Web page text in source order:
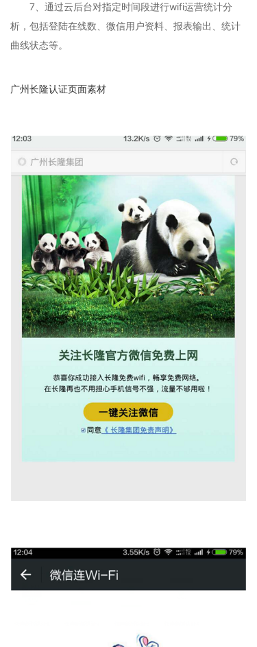
7、通过云后台对指定时间段进行wifi运营统计分
析，包括登陆在线数、微信用户资料、报表输出、统计
曲线状态等。
广州长隆认证页面素材